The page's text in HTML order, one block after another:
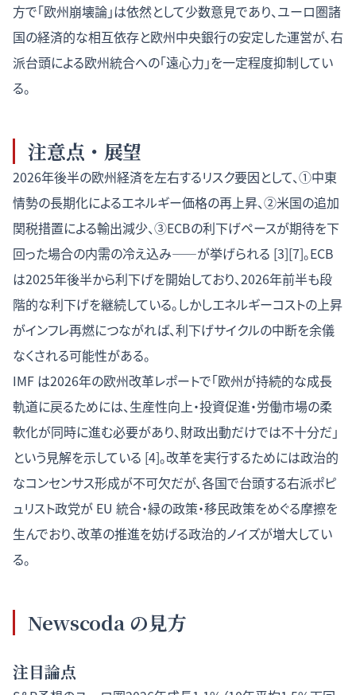
方で「欧州崩壊論」は依然として少数意見であり、ユーロ圏諸
国の経済的な相互依存と欧州中央銀行の安定した運営が、右
派台頭による欧州統合への「遠心力」を一定程度抑制してい
る。
注意点・展望
2026年後半の欧州経済を左右するリスク要因として、①中東
情勢の長期化によるエネルギー価格の再上昇、②米国の追加
関税措置による輸出減少、③ECBの利下げペースが期待を下
回った場合の内需の冷え込み——が挙げられる [3][7]。ECB
は2025年後半から利下げを開始しており、2026年前半も段
階的な利下げを継続している。しかしエネルギーコストの上昇
がインフレ再燃につながれば、利下げサイクルの中断を余儀
なくされる可能性がある。
IMF は2026年の欧州改革レポートで「欧州が持続的な成長
軌道に戻るためには、生産性向上・投資促進・労働市場の柔
軟化が同時に進む必要があり、財政出動だけでは不十分だ」
という見解を示している [4]。改革を実行するためには政治的
なコンセンサス形成が不可欠だが、各国で台頭する右派ポピ
ュリスト政党が EU 統合・緑の政策・移民政策をめぐる摩擦を
生んでおり、改革の推進を妨げる政治的ノイズが増大してい
る。
Newscoda の見方
注目論点